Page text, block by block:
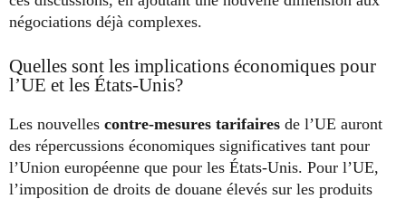
négociations déjà complexes.
Quelles sont les implications économiques pour
l’UE et les États-Unis?
Les nouvelles contre-mesures tarifaires de l’UE auront
des répercussions économiques significatives tant pour
l’Union européenne que pour les États-Unis. Pour l’UE,
l’imposition de droits de douane élevés sur les produits